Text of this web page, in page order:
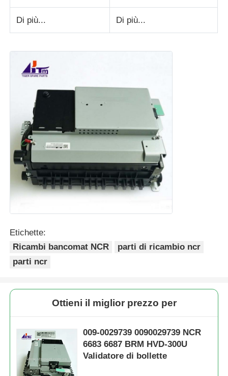
Di più... Di più...
Etichette:
Ricambi bancomat NCR
parti di ricambio ncr
parti ncr
Ottieni il miglior prezzo per
009-0029739 0090029739 NCR
6683 6687 BRM HVD-300U
Validatore di bollette